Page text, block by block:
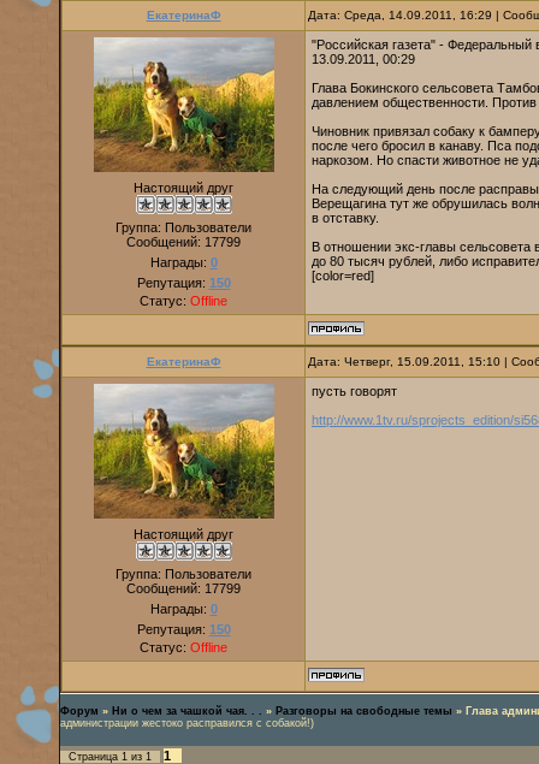
ЕкатеринаФ Дата: Среда, 14.09.2011, 16:29 |
Настоящий друг
Группа: Пользователи
Сообщений: 17799
Награды: 0
Репутация: 150
Статус: Offline
"Российская газета" -
13.09.2011, 00:29
Глава Бокинского сельсовета
давлением общественности.
Чиновник привязал собаку к
после чего бросил в канаву. Пса
наркозом. Но спасти животное не
На следующий день после
Верещагина тут же обрушилась
в отставку.
В отношении экс-главы
до 80 тысяч рублей, либо
[color=red]
ЕкатеринаФ Дата: Четверг, 15.09.2011, 15:10 |
Настоящий друг
Группа: Пользователи
Сообщений: 17799
Награды: 0
Репутация: 150
Статус: Offline
пусть говорят
http://www.1tv.ru/sprojects_edition/
Форум » Ни о чем за чашкой чая. . . » Разговоры на свободные темы » Глава
администрации жестоко расправился с собакой!)
Страница 1 из 1 1